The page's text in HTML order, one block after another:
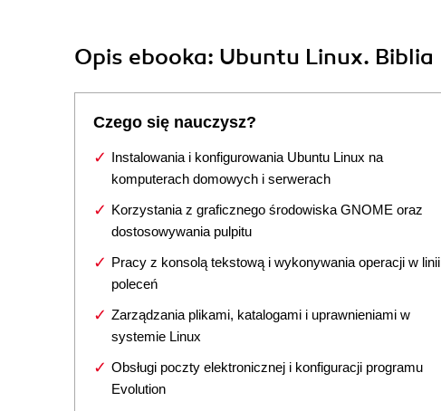
Opis ebooka: Ubuntu Linux. Biblia
Czego się nauczysz?
Instalowania i konfigurowania Ubuntu Linux na
komputerach domowych i serwerach
Korzystania z graficznego środowiska GNOME oraz
dostosowywania pulpitu
Pracy z konsolą tekstową i wykonywania operacji w linii
poleceń
Zarządzania plikami, katalogami i uprawnieniami w
systemie Linux
Obsługi poczty elektronicznej i konfiguracji programu
Evolution